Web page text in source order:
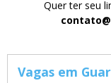
Quer ter seu
Vagas em